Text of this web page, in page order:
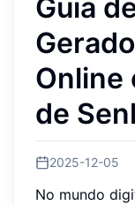
Guia
Online
de
2025-12-05
No mundo